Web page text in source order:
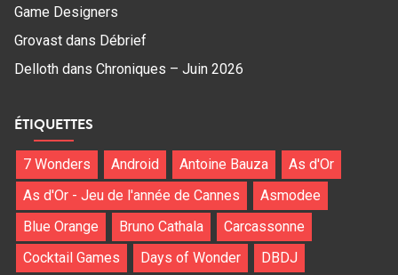
Game Designers
Grovast dans Débrief
Delloth dans Chroniques – Juin 2026
ÉTIQUETTES
7 Wonders Android Antoine Bauza
As d'Or
As d'Or - Jeu de l'année de Cannes
Asmodee
Blue Orange
Bruno Cathala
Carcassonne
Cocktail Games
Days of Wonder
DBDJ